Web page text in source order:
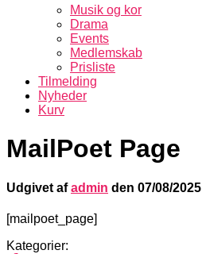
Musik og kor
Drama
Events
Medlemskab
Prisliste
Tilmelding
Nyheder
Kurv
MailPoet Page
Udgivet afadmin den 07/08/2025
[mailpoet_page]
Kategorier: